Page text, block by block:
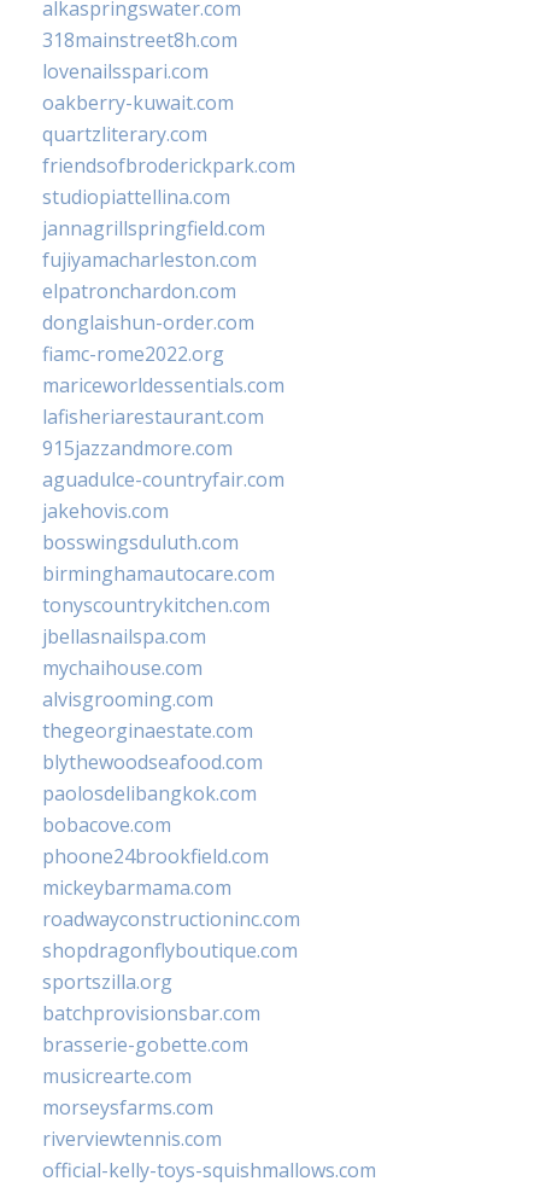
alkaspringswater.com
318mainstreet8h.com
lovenailsspari.com
oakberry-kuwait.com
quartzliterary.com
friendsofbroderickpark.com
studiopiattellina.com
jannagrillspringfield.com
fujiyamacharleston.com
elpatronchardon.com
donglaishun-order.com
fiamc-rome2022.org
mariceworldessentials.com
lafisheriarestaurant.com
915jazzandmore.com
aguadulce-countryfair.com
jakehovis.com
bosswingsduluth.com
birminghamautocare.com
tonyscountrykitchen.com
jbellasnailspa.com
mychaihouse.com
alvisgrooming.com
thegeorginaestate.com
blythewoodseafood.com
paolosdelibangkok.com
bobacove.com
phoone24brookfield.com
mickeybarmama.com
roadwayconstructioninc.com
shopdragonflyboutique.com
sportszilla.org
batchprovisionsbar.com
brasserie-gobette.com
musicrearte.com
morseysfarms.com
riverviewtennis.com
official-kelly-toys-squishmallows.com